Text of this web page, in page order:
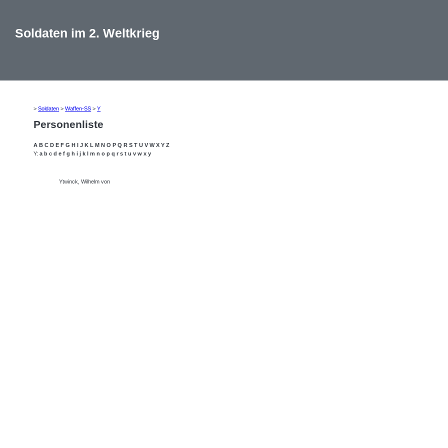
Soldaten im 2. Weltkrieg
>Soldaten >Waffen-SS >Y
Personenliste
A B C D E F G H I J K L M N O P Q R S T U V W X Y Z
Y:a b c d e f g h i j k l m n o p q r s t u v w x y
Ytwinck, Wilhelm von